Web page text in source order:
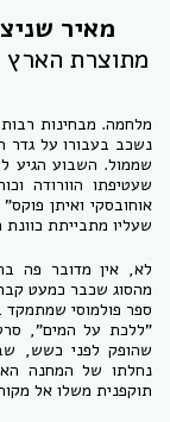
מאיר
מתוצרת הארץ
מלחמה. מבחינות
נשכב בעבורו על גדר
שממול. השבוע הגיע
שעטיפתו הוורודה
אוחובסקי ואיתן
שעליו מתבייתת
לא, אין מדובר פה
מהסוג שכבר כמעט
ספר פולמוסי
"ללכת על המים",
שהופק לפני כשש,
נחלתו של המחנה
תוקפנית משלו אל